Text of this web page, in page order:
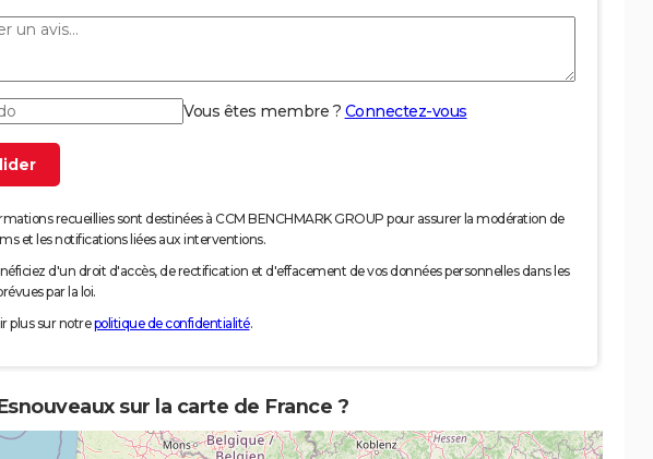
Vous êtes membre ? Connectez-vous
recueillies sont destinées à CCM BENCHMARK GROUP pour assurer la modération de
et les notifications liées aux interventions.
d'un droit d'accès, de rectification et d'effacement de vos données personnelles dans les
par la loi.
plus sur notrepolitique de confidentialité.
sur la carte de France ?